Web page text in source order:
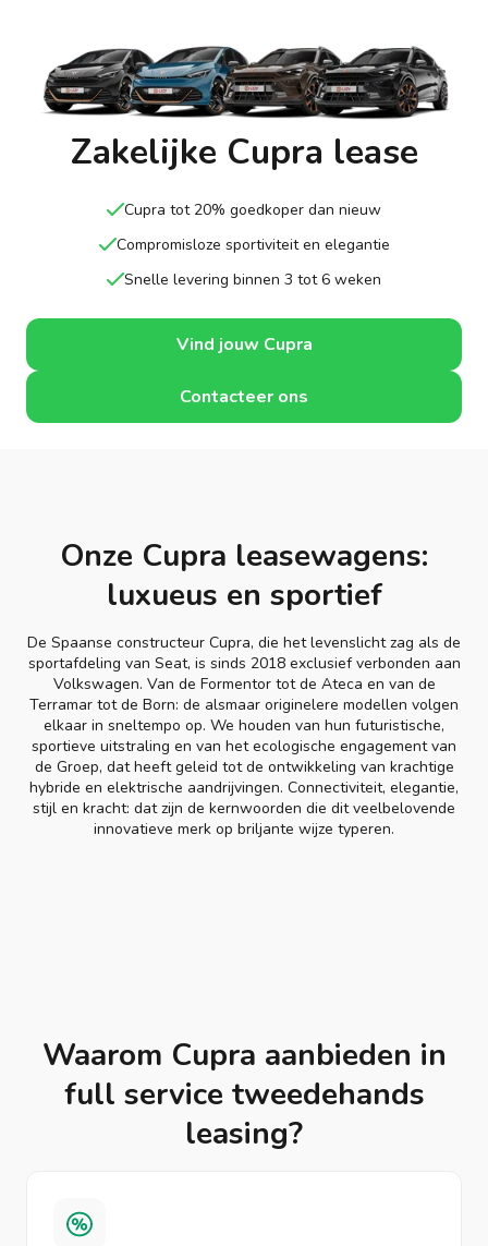
Zakelijke Cupra lease
Cupra tot 20% goedkoper dan nieuw
Compromisloze sportiviteit en elegantie
Snelle levering binnen 3 tot 6 weken
Vind jouw Cupra
Contacteer ons
Onze Cupra leasewagens:
luxueus en sportief
De Spaanse constructeur Cupra, die het levenslicht zag als de
sportafdeling van Seat, is sinds 2018 exclusief verbonden aan
Volkswagen. Van de Formentor tot de Ateca en van de
Terramar tot de Born: de alsmaar originelere modellen volgen
elkaar in sneltempo op. We houden van hun futuristische,
sportieve uitstraling en van het ecologische engagement van
de Groep, dat heeft geleid tot de ontwikkeling van krachtige
hybride en elektrische aandrijvingen. Connectiviteit, elegantie,
stijl en kracht: dat zijn de kernwoorden die dit veelbelovende
innovatieve merk op briljante wijze typeren.
Waarom Cupra aanbieden in
full service tweedehands
leasing?